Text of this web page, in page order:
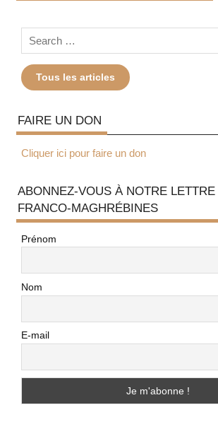
Tous les articles
FAIRE UN DON
Cliquer ici pour faire un don
ABONNEZ-VOUS À NOTRE
FRANCO-MAGHRÉBINES
Prénom
Nom
E-mail